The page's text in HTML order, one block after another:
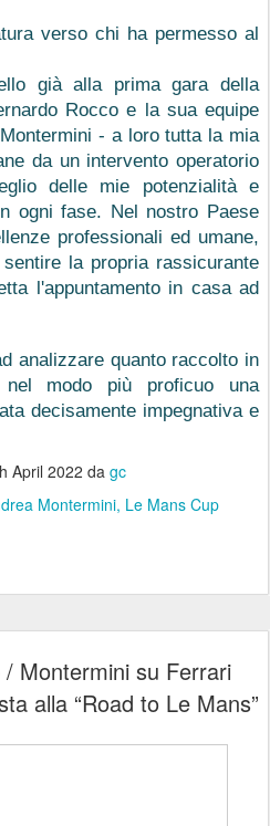
verso chi ha permesso al
già alla prima gara della
Rocco e la sua equipe
- a loro tutta la mia
da un intervento operatorio
delle mie potenzialità e
ogni fase. Nel nostro Paese
professionali ed umane,
la propria rassicurante
l'appuntamento in casa ad
analizzare quanto raccolto in
nel modo più proficuo una
decisamente impegnativa e
April 2022 da gc
Montermini Le Mans Cup
Montermini su Ferrari
alla “Road to Le Mans”